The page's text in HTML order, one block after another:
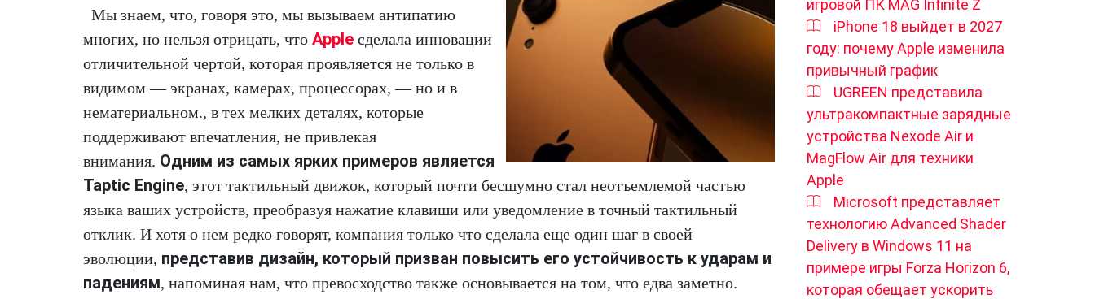
Мы знаем, что, говоря это, мы вызываем антипатию
многих, но нельзя отрицать, что Apple сделала инновации
отличительной чертой, которая проявляется не только в
видимом — экранах, камерах, процессорах, — но и в
нематериальном., в тех мелких деталях, которые
поддерживают впечатления, не привлекая
внимания. Одним из самых ярких примеров является
Taptic Engine, этот тактильный движок, который почти бесшумно стал неотъемлемой частью
языка ваших устройств, преобразуя нажатие клавиши или уведомление в точный тактильный
отклик. И хотя о нем редко говорят, компания только что сделала еще один шаг в своей
эволюции, представив дизайн, который призван повысить его устойчивость к ударам и
падениям, напоминая нам, что превосходство также основывается на том, что едва заметно.
игровой ПК MAG Infinite Z
iPhone 18 выйдет в 2027
году: почему Apple изменила
привычный график
UGREEN представила
ультракомпактные зарядные
устройства Nexode Air и
MagFlow Air для техники
Apple
Microsoft представляет
технологию Advanced Shader
Delivery в Windows 11 на
примере игры Forza Horizon 6,
которая обещает ускорить